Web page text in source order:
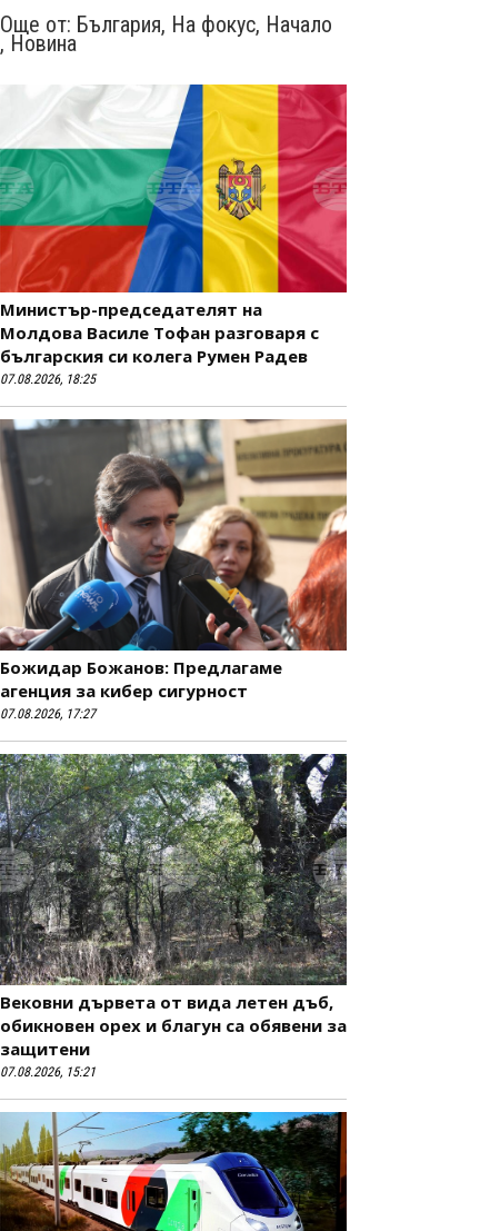
Още от: България, На фокус, Начало
, Новина
Министър-председателят на
Молдова Василе Тофан разговаря с
българския си колега Румен Радев
07.08.2026, 18:25
Божидар Божанов: Предлагаме
агенция за кибер сигурност
07.08.2026, 17:27
Вековни дървета от вида летен дъб,
обикновен орех и благун са обявени за
защитени
07.08.2026, 15:21